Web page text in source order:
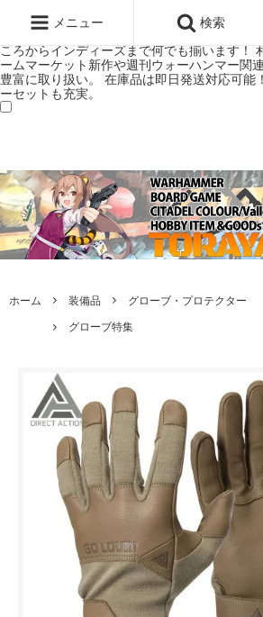
ミアムショップTORAYAMA。通販・オンライ
ハンマーとボードゲームのことなら当店へ！
ころからインディーズまで何でも揃います！
ームマーケット新作や週刊ウォーハンマー関
豊富に取り扱い。 在庫品は即日発送対応可能
ーセットも充実。
メニュー 検索
ホーム 装備品
グローブ・プロテクター
グローブ特集